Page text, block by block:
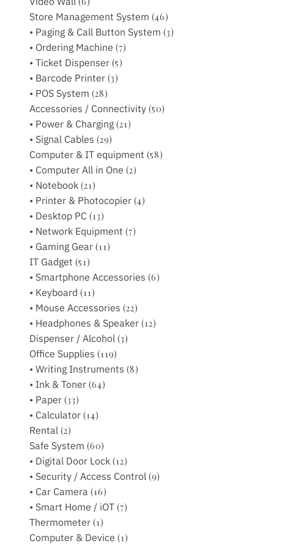
Store Management System (46)
• Paging & Call Button System (3)
• Ordering Machine (7)
• Ticket Dispenser (5)
• Barcode Printer (3)
• POS System (28)
Accessories / Connectivity (50)
• Power & Charging (21)
• Signal Cables (29)
Computer & IT equipment (58)
• Computer All in One (2)
• Notebook (21)
• Printer & Photocopier (4)
• Desktop PC (13)
• Network Equipment (7)
• Gaming Gear (11)
IT Gadget (51)
• Smartphone Accessories (6)
• Keyboard (11)
• Mouse Accessories (22)
• Headphones & Speaker (12)
Dispenser / Alcohol (3)
Office Supplies (119)
• Writing Instruments (8)
• Ink & Toner (64)
• Paper (33)
• Calculator (14)
Rental (2)
Safe System (60)
• Digital Door Lock (12)
• Security / Access Control (9)
• Car Camera (16)
• Smart Home / iOT (7)
Thermometer (1)
Computer & Device (1)